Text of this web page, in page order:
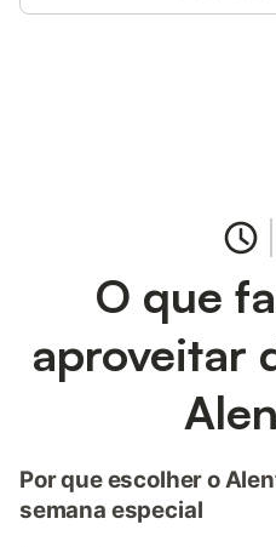
O que
aproveitar
Por que escolher o
semana especial